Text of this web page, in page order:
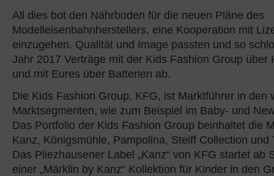
All dies bot den Nährboden für die neuen Pläne des
Modelleisenbahnherstellers, eine Kooperation mit
einzugehen. Qualität und Image passten und so
Jahr 2017 Verträge mit der Kids Fashion Group über
und mit Eures über Batterien ab.
Die Kids Fashion Group, KFG, ist Marktführer in den
Marktsegmenten, wie zum Beispiel im Baby- und
Das Portfolio der Kids Fashion Group beinhaltet die
Kanz, Königsmühle, Pampolina, Steiff Collection und
Das Pliezhausener Label „Kanz“ von KFG startet ab
einer „Märklin by Kanz“ Kollektion für Kinder in den